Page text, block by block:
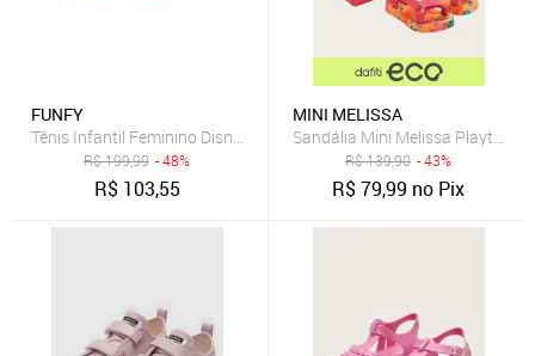
FUNFY
R$199,99 - 48%
R$ 103,55
MINI MELISSA
Sandália Mini Melissa Playtime
R$139,90 - 43%
R$79,99 no Pix